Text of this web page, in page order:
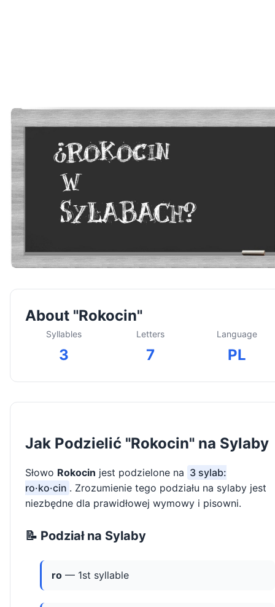
About "Rokocin"
Syllables
3
Letters
7
Language
PL
Jak Podzielić "Rokocin" na Sylaby
Słowo Rokocin jest podzielone na 3 sylab:
ro·ko·cin . Zrozumienie tego podziału na sylaby jest
niezbędne dla prawidłowej wymowy i pisowni.
📝 Podział na Sylaby
ro — 1st syllable